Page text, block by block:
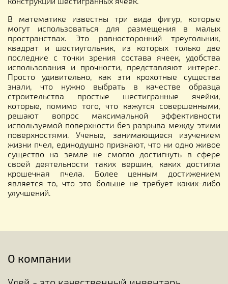
В математике известны три вида фигур, которые
могут использоваться для размещения в малых
пространствах. Это равносторонний треугольник,
квадрат и шестиугольник, из которых только две
последние с точки зрения состава ячеек, удобства
использования и прочности, представляют интерес.
Просто удивительно, как эти крохотные существа
знали, что нужно выбрать в качестве образца
строительства простые шестигранные ячейки,
которые, помимо того, что кажутся совершенными,
решают вопрос максимальной эффективности
используемой поверхности без разрыва между этими
поверхностями. Ученые, занимающиеся изучением
жизни пчел, единодушно признают, что ни одно живое
существо на земле не смогло достигнуть в сфере
своей деятельности таких вершин, каких достигла
крошечная пчела. Более ценным достижением
является то, что это больше не требует каких-либо
улучшений.
О компании